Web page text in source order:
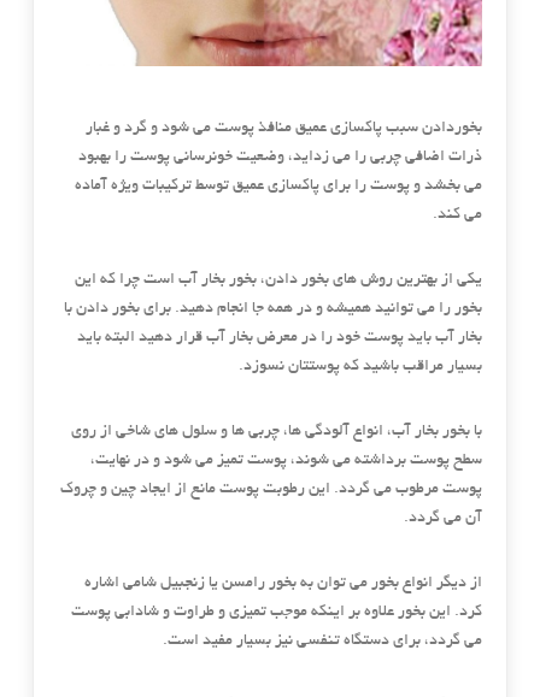
بخوردادن سبب پاكسازی عمیق منافذ پوست می شود و گرد و غبار
ذرات اضافی چربی را می زداید، وضعیت خونرسانی پوست را بهبود
می بخشد و پوست را برای پاكسازی عمیق توسط تركیبات ویژه آماده
می كند.
یکی از بهترین روش های بخور دادن، بخور بخار آب است چرا که این
بخور را می توانید همیشه و در همه جا انجام دهید. برای بخور دادن با
بخار آب باید پوست خود را در معرض بخار آب قرار دهید البته باید
بسیار مراقب باشید که پوستتان نسوزد.
با بخور بخار آب، انواع آلودگی ها، چربی ها و سلول های شاخی از روی
سطح پوست برداشته می شوند، پوست تمیز می شود و در نهایت،
پوست مرطوب می گردد. این رطوبت پوست مانع از ایجاد چین و چروک
آن می گردد.
از دیگر انواع بخور می توان به بخور رامسن یا زنجبیل شامی اشاره
کرد. این بخور علاوه بر اینکه موجب تمیزی و طراوت و شادابی پوست
می گردد، برای دستگاه تنفسی نیز بسیار مفید است.